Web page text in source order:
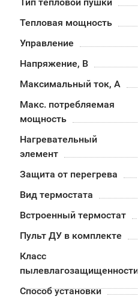
Тепловая мощность
Управление
Напряжение, В
Максимальный ток, А
Макс. потребляемая
мощность
Нагревательный
элемент
Защита от перегрева
Вид термостата
Встроенный термостат
Пульт ДУ в комплекте
Класс
пылевлагозащищенности
Способ установки